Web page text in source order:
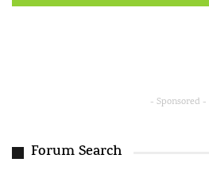
- Sponsored -
Forum Search